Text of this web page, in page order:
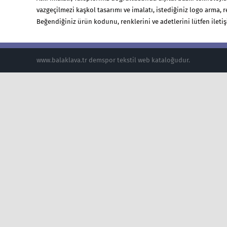
vazgeçilmezi kaşkol tasarımı ve imalatı, istediğiniz logo arma,
Beğendiğiniz ürün kodunu, renklerini ve adetlerini lütfen
www.balaklava.tr demspor tekstil web kataloğudur.